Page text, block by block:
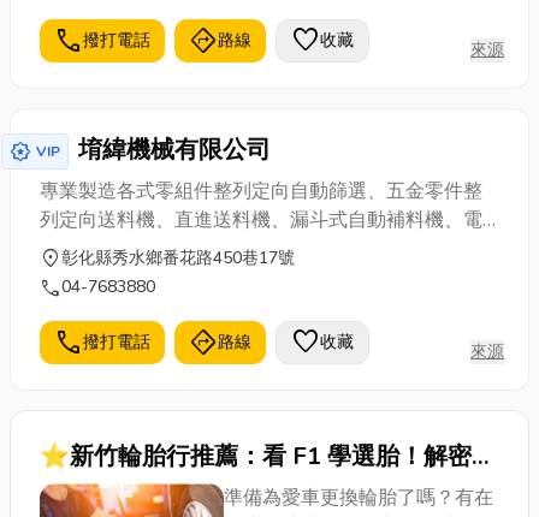
call撥打電話 directions路線 favorite收藏 來源
award_star VIP 堉緯機械有限公司
專業製造各式零組件整列定向自動篩選、五金零件整
列定向送料機、直進送料機、漏斗式自動補料機、電
子零件自動篩選送料機、塑膠零件自動篩選送料機、
特製平送機、自動送料機、振動盤、震動盤設計、生
鍛造零件、粉末治金、塑膠製品、油封零件…等。
location_on彰化縣秀水鄉番花路450巷17號
call04-7683880
call撥打電話 directions路線 favorite收藏 來源
⭐新竹輪胎行推薦：看 F1 學選胎！解密主
流輪胎品牌優缺點，換胎不再憑感覺！
準備為愛車更換輪胎了嗎？有在